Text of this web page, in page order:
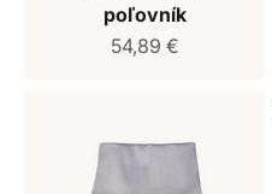
poľovník
Predajná cena
54,89 €